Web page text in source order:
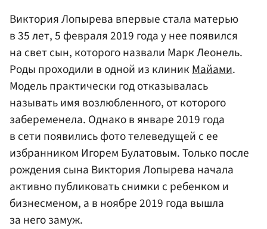
Виктория Лопырева впервые стала матерью
в 35 лет, 5 февраля 2019 года у нее появился
на свет сын, которого назвали Марк Леонель.
Роды проходили в одной из клиникМайами.
Модель практически год отказывалась
называть имя возлюбленного, от которого
забеременела. Однако в январе 2019 года
в сети появились фото телеведущей с ее
избранником Игорем Булатовым. Только после
рождения сына Виктория Лопырева начала
активно публиковать снимки с ребенком и
бизнесменом, а в ноябре 2019 года вышла
за него замуж.